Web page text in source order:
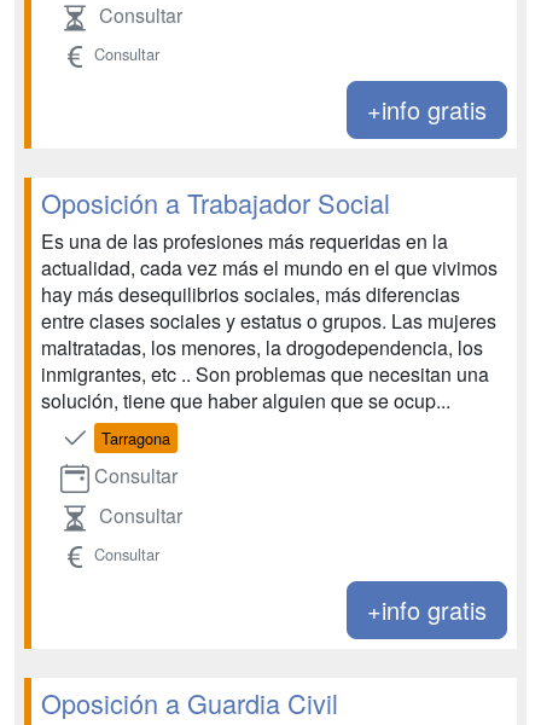
Consultar
Consultar
+info gratis
Oposición a Trabajador Social
Es una de las profesiones más requeridas en la
actualidad, cada vez más el mundo en el que vivimos
hay más desequilibrios sociales, más diferencias
entre clases sociales y estatus o grupos. Las mujeres
maltratadas, los menores, la drogodependencia, los
inmigrantes, etc .. Son problemas que necesitan una
solución, tiene que haber alguien que se ocup...
Tarragona
Consultar
Consultar
Consultar
+info gratis
Oposición a Guardia Civil